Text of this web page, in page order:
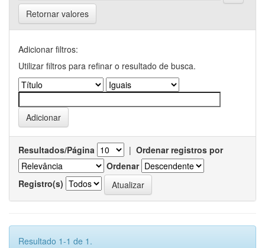
Retornar valores
Adicionar filtros:
Utilizar filtros para refinar o resultado de busca.
Resultados/Página | Ordenar registros por
Ordenar
Registro(s)
Resultado 1-1 de 1.